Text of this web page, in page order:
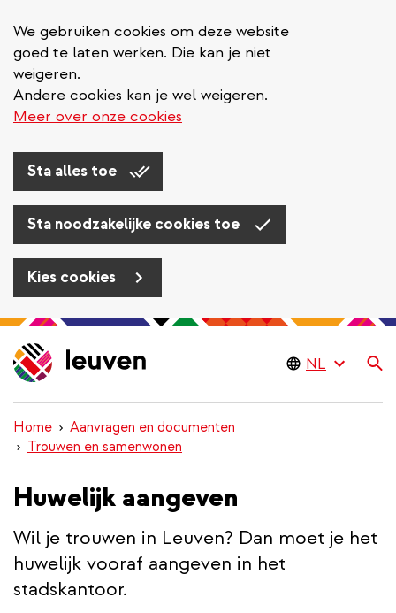
We gebruiken cookies om deze website
goed te laten werken. Die kan je niet
weigeren.
Andere cookies kan je wel weigeren.
Meer over onze cookies
Sta alles toe
Sta noodzakelijke cookies toe
Kies cookies
Overslaan
en
naar
inhoud
gaan
Home
Aanvragen en documenten
Trouwen en samenwonen
Huwelijk aangeven
Wil je trouwen in Leuven? Dan moet je het
huwelijk vooraf aangeven in het
stadskantoor.